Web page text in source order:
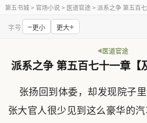
第五书城 > 官场小说 > 医道官途 > 派系之争 第五百
字号 −更小 更大+
医道官途
派系之争 第五百七十一章【
张扬回到体委，却发现院子里
张大官人很少见到这么豪华的